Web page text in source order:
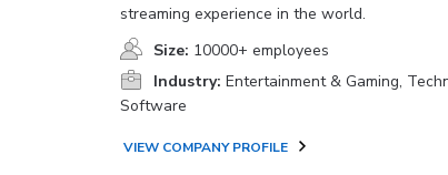
streaming experience in the world.
Size: 10000+ employees
Industry: Entertainment & Gaming,
Software
VIEW COMPANY PROFILE